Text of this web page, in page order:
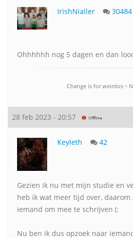
IrishNialler 30484
Ohhhhhh nog 5 dagen en dan
Change is for weirdos ~
28 feb 2023 - 20:57
Keyleth 42
Gezien ik nu met mijn studie en
heb ik wat meer tijd over, daarom
iemand om mee te schrijven (:
Nu ben ik dus opzoek naar